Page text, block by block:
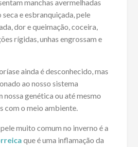
manchas avermelhadas
e esbranquiçada, pele
dor e queimação, coceira,
rígidas, unhas engrossam e
ainda é desconhecido, mas
ao nosso sistema
nossa genética ou até mesmo
com o meio ambiente.
muito comum no inverno é a
que é uma inflamação da